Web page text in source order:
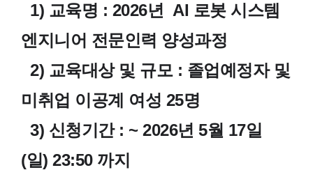
1) 교육명 : 2026년 AI 로봇 시스템
엔지니어 전문인력 양성과정
2) 교육대상 및 규모 : 졸업예정자 및
미취업 이공계 여성 25명
3) 신청기간 : ~ 2026년 5월 17일
(일) 23:50 까지